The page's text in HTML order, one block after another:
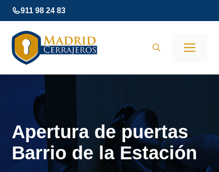
Saltar
al
contenido
911 98 24 83
Apertura de puertas
Barrio de la Estación